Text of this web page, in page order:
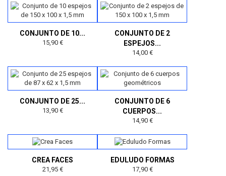
CONJUNTO DE 10...
15,90 €
CONJUNTO DE 2
ESPEJOS...
14,00 €
CONJUNTO DE 25...
13,90 €
CONJUNTO DE 6
CUERPOS...
14,90 €
CREA FACES
21,95 €
EDULUDO FORMAS
17,90 €